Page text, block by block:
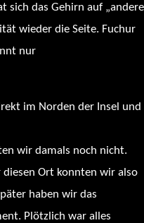
sich das Gehirn auf „andere
wieder die Seite. Fuchur
nur
im Norden der Insel und
wir damals noch nicht.
diesen Ort konnten wir also
haben wir das
Plötzlich war alles